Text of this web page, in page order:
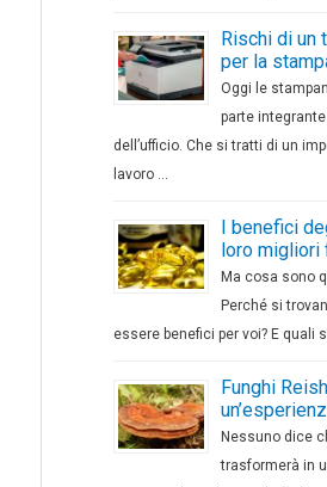
Rischi di un
per la
Oggi le
parte
dell’ufficio. Che si tratti di un
lavoro …
I benefici
loro migliori
Ma cosa sono
Perché si
essere benefici per voi? E quali
Funghi
Nessuno dice
trasformerà in